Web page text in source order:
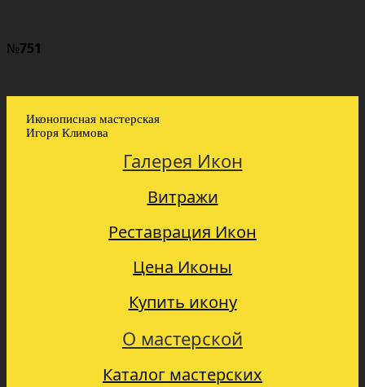
№751
Иконописная мастерская
Игоря Климова
Галерея Икон
Витражи
Реставрация Икон
Цена Иконы
Купить икону
О мастерской
Каталог мастерских